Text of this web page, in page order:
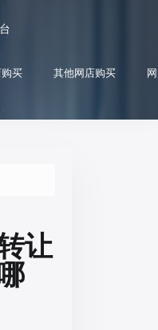
买 其他网店购买
让